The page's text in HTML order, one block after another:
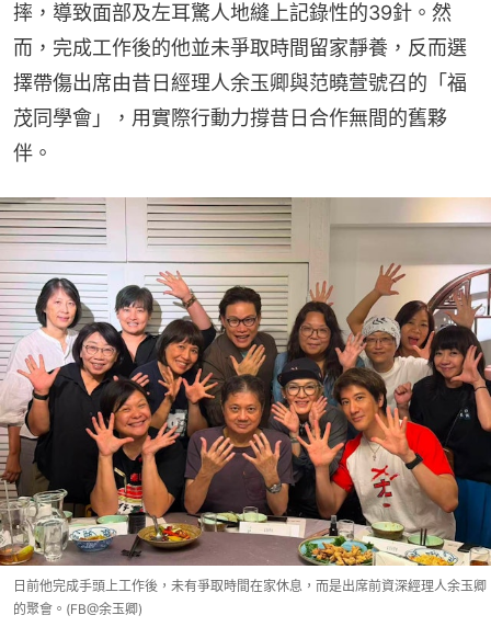
摔，導致面部及左耳驚人地縫上記錄性的39針。然
而，完成工作後的他並未爭取時間留家靜養，反而選
擇帶傷出席由昔日經理人余玉卿與范曉萱號召的「福
茂同學會」，用實際行動力撐昔日合作無間的舊夥
伴。
日前他完成手頭上工作後，未有爭取時間在家休息，而是出席前資深經理人余玉卿
的聚會。(FB@余玉卿)